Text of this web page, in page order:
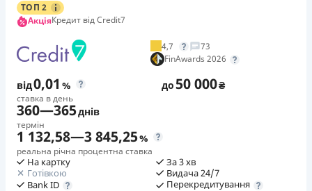
ТОП 2
АкціяКредит від Credit7
4,7
73
FinAwards 2026
від0,01 %
ставка в день
до50 000₴
360—365днів
термін
1 132,58—3 845,25%
реальна річна процентна ставка
На картку
Готівкою
Bank ID
За 3 хв
Видача 24/7
Перекредитування